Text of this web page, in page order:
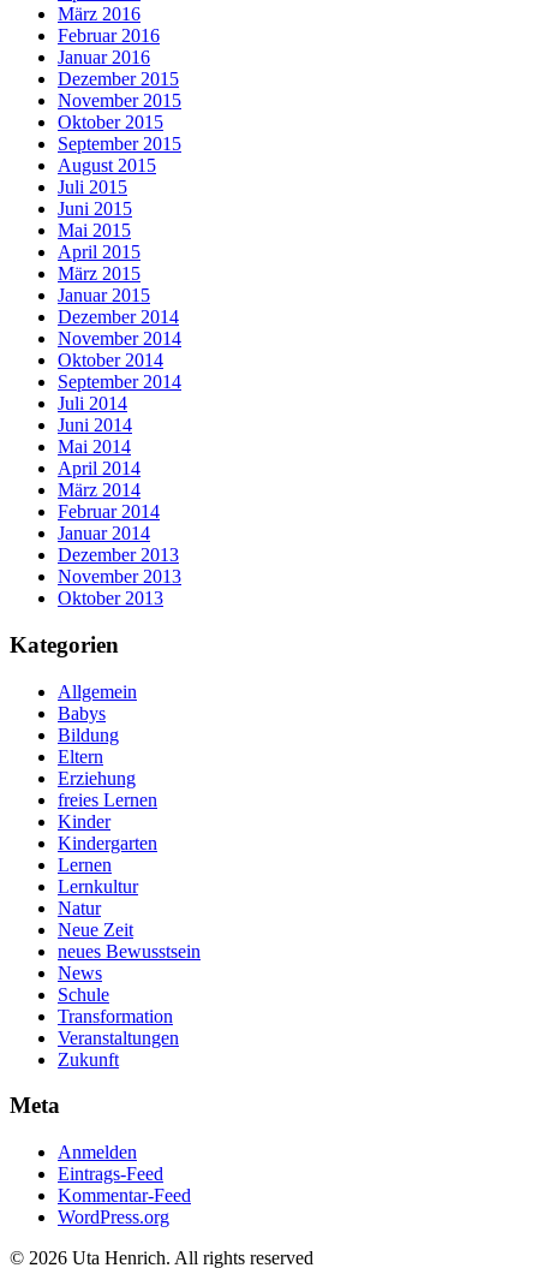
März 2016
Februar 2016
Januar 2016
Dezember 2015
November 2015
Oktober 2015
September 2015
August 2015
Juli 2015
Juni 2015
Mai 2015
April 2015
März 2015
Januar 2015
Dezember 2014
November 2014
Oktober 2014
September 2014
Juli 2014
Juni 2014
Mai 2014
April 2014
März 2014
Februar 2014
Januar 2014
Dezember 2013
November 2013
Oktober 2013
Kategorien
Allgemein
Babys
Bildung
Eltern
Erziehung
freies Lernen
Kinder
Kindergarten
Lernen
Lernkultur
Natur
Neue Zeit
neues Bewusstsein
News
Schule
Transformation
Veranstaltungen
Zukunft
Meta
Anmelden
Eintrags-Feed
Kommentar-Feed
WordPress.org
© 2026 Uta Henrich. All rights reserved